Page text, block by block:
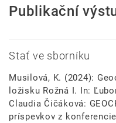
Publikační
Stať ve sborníku
Musilová, K. (2024):
ložisku Rožná I. In:
Claudia Čičáková:
príspevkov z